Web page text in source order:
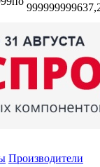
999999999
Производители